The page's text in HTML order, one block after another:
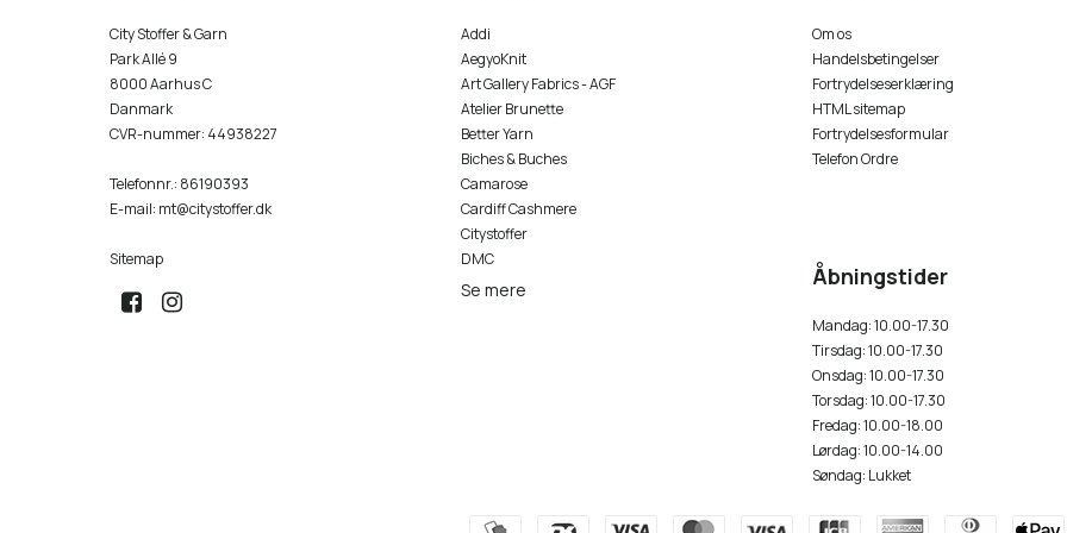
City Stoffer & Garn
Park Allé 9
8000 Aarhus C
Danmark
CVR-nummer: 44938227
Telefonnr.: 86190393
E-mail: mt@citystoffer.dk
Sitemap
Addi
AegyoKnit
Art Gallery Fabrics - AGF
Atelier Brunette
Better Yarn
Biches & Buches
Camarose
Cardiff Cashmere
Citystoffer
DMC
Se mere
Om os
Handelsbetingelser
Fortrydelseserklæring
HTML sitemap
Fortrydelsesformular
Telefon Ordre
Åbningstider
Mandag: 10.00-17.30
Tirsdag: 10.00-17.30
Onsdag: 10.00-17.30
Torsdag: 10.00-17.30
Fredag: 10.00-18.00
Lørdag: 10.00-14.00
Søndag: Lukket